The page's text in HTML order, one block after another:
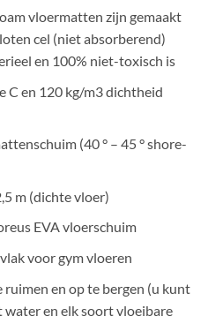
vloermatten zijn gemaakt
cel (niet absorberend)
en 100% niet-toxisch is
C en 120 kg/m3 dichtheid
(40 ° – 45 ° shore-
m (dichte vloer)
EVA vloerschuim
voor gym vloeren
ruimen en op te bergen (u kunt
water en elk soort vloeibare